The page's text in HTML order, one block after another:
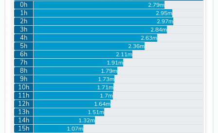
0h 2.79m
1h 2.95m
2h 2.97m
3h 2.84m
4h 2.63m
5h 2.36m
6h 2.11m
7h 1.91m
8h 1.79m
9h 1.73m
10h 1.71m
11h 1.7m
12h 1.64m
13h 1.51m
14h 1.32m
15h 1.07m